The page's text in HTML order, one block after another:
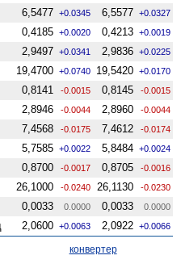
6,5477 +0.0345 6,5577 +0.0327
0,4185 +0.0020 0,4213 +0.0019
2,9497 +0.0341 2,9836 +0.0225
19,4700 +0.0740 19,5420 +0.0170
0,8141 -0.0015 0,8145 -0.0015
2,8946 -0.0044 2,8960 -0.0044
7,4568 -0.0175 7,4612 -0.0174
5,7585 +0.0022 5,8484 +0.0024
0,8700 -0.0017 0,8705 -0.0016
26,1000 -0.0240 26,1130 -0.0230
0,0033 0.0000 0,0033 0.0000
2,0600 +0.0063 2,0922 +0.0066
конвертер